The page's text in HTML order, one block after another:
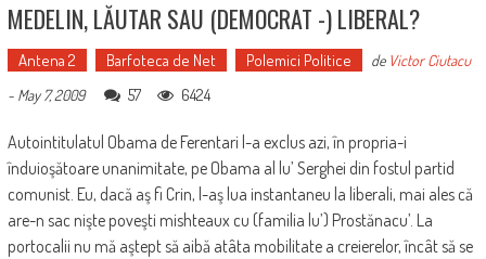
MEDELIN, LĂUTAR SAU (DEMOCRAT -) LIBERAL?
Antena 2 Barfoteca de Net Polemici Politice de Victor Ciutacu
- May 7, 2009 57 6424
Autointitulatul Obama de Ferentari l-a exclus azi, în propria-i
înduioşătoare unanimitate, pe Obama al lu’ Serghei din fostul partid
comunist. Eu, dacă aş fi Crin, l-aş lua instantaneu la liberali, mai ales că
are-n sac nişte poveşti mishteaux cu (familia lu’) Prostănacu’. La
portocalii nu mă aştept să aibă atâta mobilitate a creierelor, încât să se